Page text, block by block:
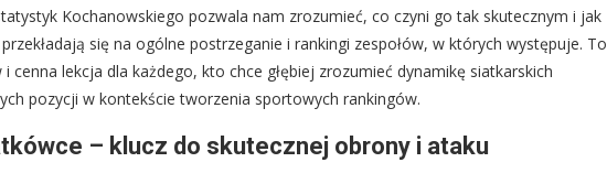
Kochanowskiego pozwala nam zrozumieć, co czyni go tak skutecznym i jak
się na ogólne postrzeganie i rankingi zespołów, w których występuje. To
cenna lekcja dla każdego, kto chce głębiej zrozumieć dynamikę siatkarskich
pozycji w kontekście tworzenia sportowych rankingów.
– klucz do skutecznej obrony i ataku